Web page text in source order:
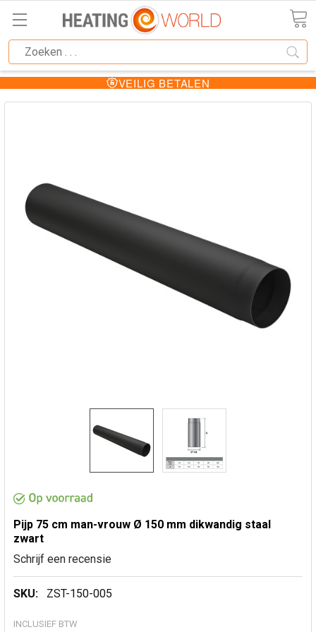
VEILIG BETALEN
Pijp 75 cm man-vrouw Ø 150 mm dikwandig staal
zwart
Schrijf een recensie
SKU: ZST-150-005
INCLUSIEF BTW